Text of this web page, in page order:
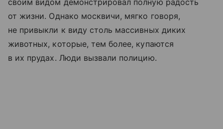
от жизни. Однако москвичи, мягко говоря,
не привыкли к виду столь массивных диких
животных, которые, тем более, купаются
в их прудах. Люди вызвали полицию.